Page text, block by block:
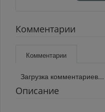
Комментарии
Комментарии
Загрузка комментариев...
Описание